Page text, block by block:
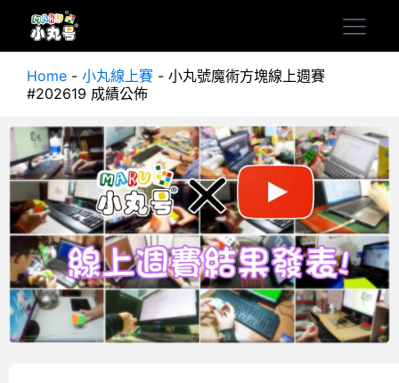
Home - 小丸線上賽 - 小丸號魔術方塊線上週賽
#202619 成績公佈